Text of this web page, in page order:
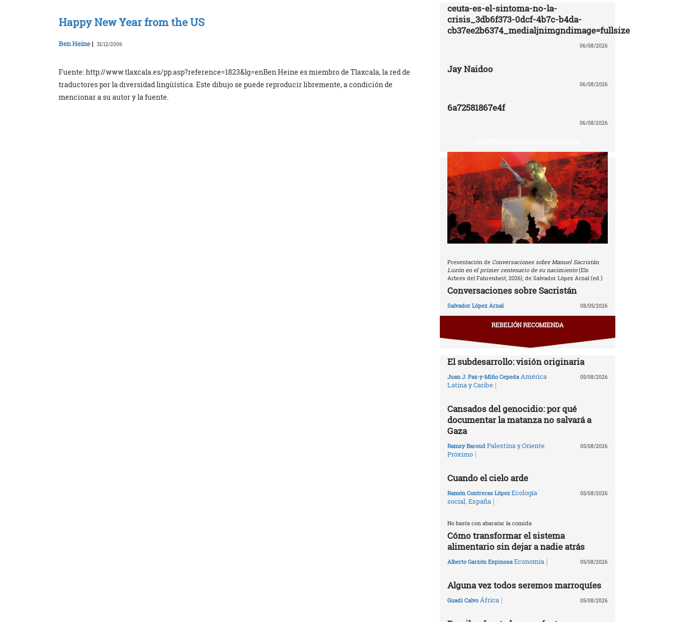
Happy New Year from the US
Ben Heine | 31/12/2006
Fuente: http://www.tlaxcala.es/pp.asp?reference=1823&lg=enBen Heine es miembro de Tlaxcala, la red de
traductores por la diversidad lingüística. Este dibujo se puede reproducir libremente, a condición de
mencionar a su autor y la fuente.
ceuta-es-el-sintoma-no-la-
crisis_3db6f373-0dcf-4b7c-b4da-
cb37ee2b6374_medialjnimgndimage=fullsize
06/08/2026
Jay Naidoo
06/08/2026
6a72581867e4f
06/08/2026
Presentación de Conversaciones sobre Manuel Sacristán
Luzón en el primer centenario de su nacimiento(Els
Arbres del Fahrenheit, 2026), de Salvador López Arnal (ed.)
Conversaciones sobre Sacristán
Salvador López Arnal 08/05/2026
REBELIÓN RECOMIENDA
El subdesarrollo: visión originaria
Juan J. Paz-y-Miño Cepeda América
Latina y Caribe |
05/08/2026
Cansados del genocidio: por qué
documentar la matanza no salvará a
Gaza
Ramzy Baroud Palestina y Oriente
Próximo |
05/08/2026
Cuando el cielo arde
Ramón Contreras López Ecología
social España |
05/08/2026
No basta con abaratar la comida
Cómo transformar el sistema
alimentario sin dejar a nadie atrás
Alberto Garzón Espinosa Economía | 05/08/2026
Alguna vez todos seremos marroquíes
Guadi Calvo África | 05/08/2026